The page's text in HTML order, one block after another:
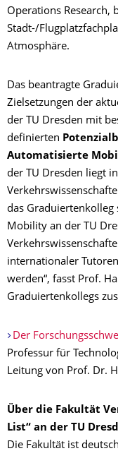
Operations Research,
Stadt-/
Atmosphäre.
Das beantragte
Zielsetzungen der
der TU Dresden mit
definierten
Automatisierte
der TU Dresden liegt
das Graduiertenkolleg
Mobility an der TU
internationaler
werden“, fasst Prof.
Graduiertenkollegs
Der
Professur für
Leitung von Prof. Dr.
Über die Fakultät
List“ an der TU
Die Fakultät ist